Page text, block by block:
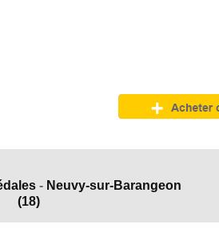
- Neuvy-sur-Barangeon
(18)